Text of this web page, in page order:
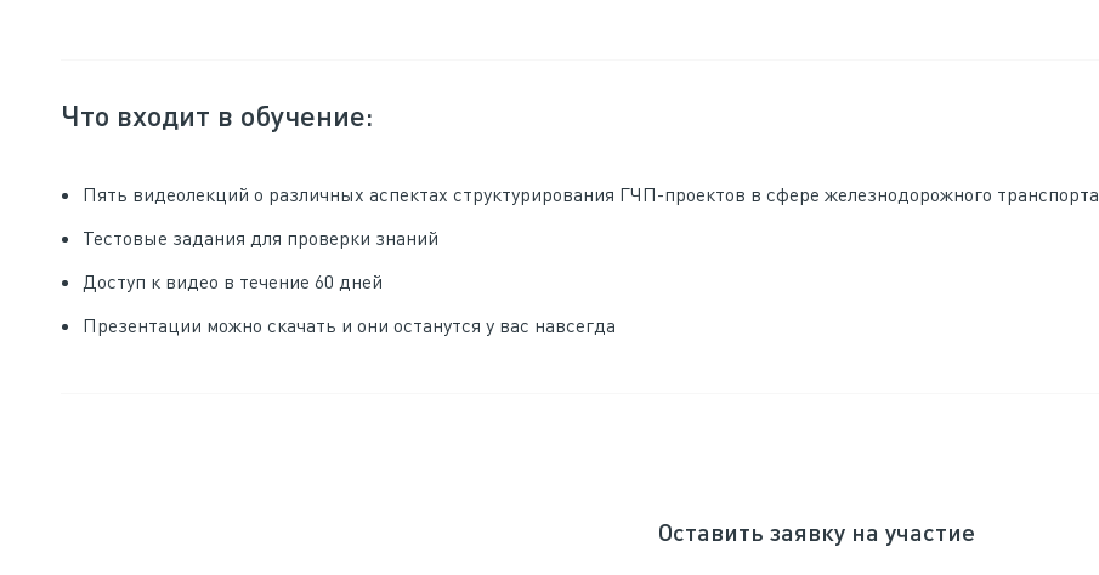
Оставить заявку на участие
Что входит в обучение:
Пять видеолекций о различных аспектах структурирования ГЧП-проектов в сфере железнодорожного транспорта
Тестовые задания для проверки знаний
Доступ к видео в течение 60 дней
Презентации можно скачать и они останутся у вас навсегда